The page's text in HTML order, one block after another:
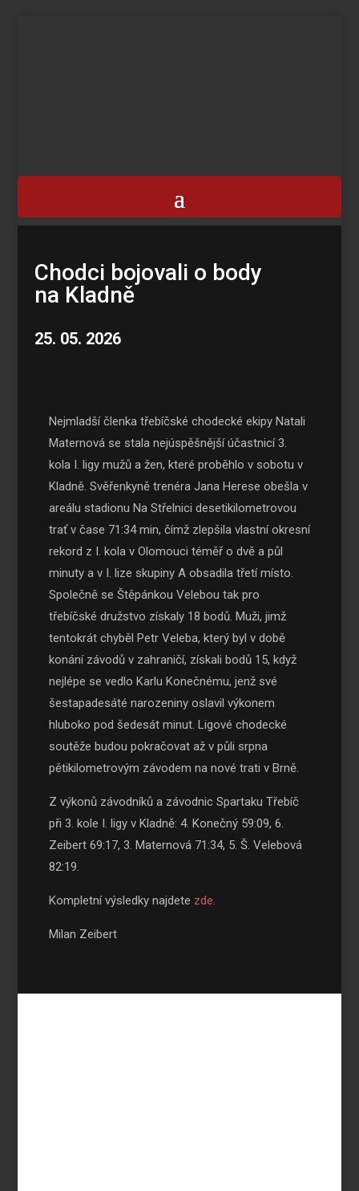
Chodci bojovali o body
na Kladně
25. 05. 2026
Nejmladší členka třebíčské chodecké ekipy Natali
Maternová se stala nejúspěšnější účastnicí 3.
kola I. ligy mužů a žen, které proběhlo v sobotu v
Kladně. Svěřenkyně trenéra Jana Herese obešla v
areálu stadionu Na Střelnici desetikilometrovou
trať v čase 71:34 min, čímž zlepšila vlastní okresní
rekord z I. kola v Olomouci téměř o dvě a půl
minuty a v I. lize skupiny A obsadila třetí místo.
Společně se Štěpánkou Velebou tak pro
třebíčské družstvo získaly 18 bodů. Muži, jimž
tentokrát chyběl Petr Veleba, který byl v době
konání závodů v zahraničí, získali bodů 15, když
nejlépe se vedlo Karlu Konečnému, jenž své
šestapadesáté narozeniny oslavil výkonem
hluboko pod šedesát minut. Ligové chodecké
soutěže budou pokračovat až v půli srpna
pětikilometrovým závodem na nové trati v Brně.
Z výkonů závodníků a závodnic Spartaku Třebíč
při 3. kole I. ligy v Kladně: 4. Konečný 59:09, 6.
Zeibert 69:17, 3. Maternová 71:34, 5. Š. Velebová
82:19.
Kompletní výsledky najdete zde.
Milan Zeibert